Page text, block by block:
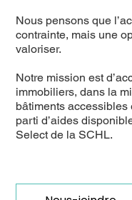
Nous pensons que
contrainte, mais une
valoriser.
Notre mission est
immobiliers, dans la
bâtiments
parti d’aides
Select de la SCHL.